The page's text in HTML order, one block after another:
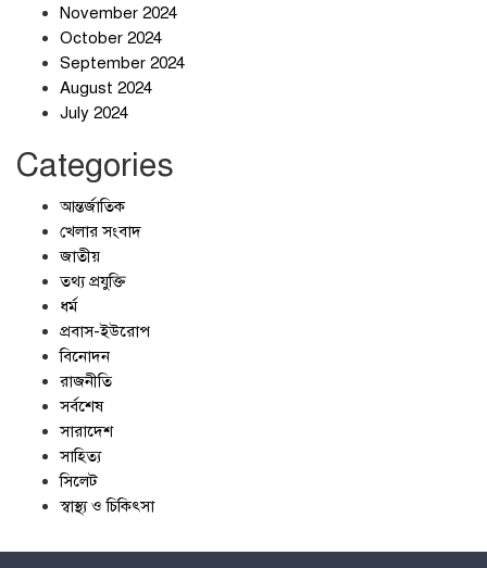
November 2024
October 2024
September 2024
August 2024
July 2024
Categories
আন্তর্জাতিক
খেলার সংবাদ
জাতীয়
তথ্য প্রযুক্তি
ধর্ম
প্রবাস-ইউরোপ
বিনোদন
রাজনীতি
সর্বশেষ
সারাদেশ
সাহিত্য
সিলেট
স্বাস্থ্য ও চিকিৎসা